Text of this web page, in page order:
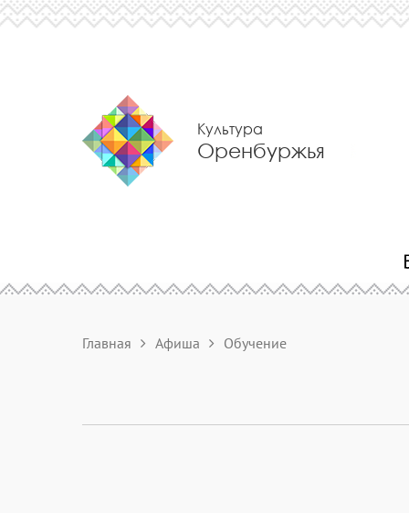
Культура
Оренбуржья
Главная Афиша Обучение